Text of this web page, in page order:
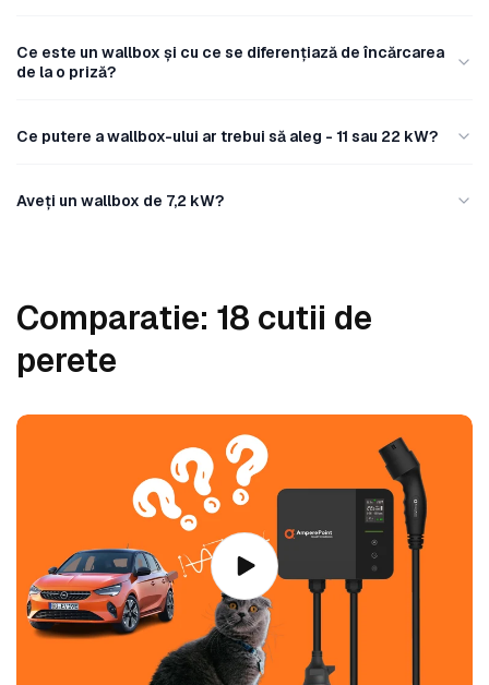
e
:
Ce este un wallbox și cu ce se diferențiază de încărcarea
de la o priză?
Ce putere a wallbox-ului ar trebui să aleg - 11 sau 22 kW?
Aveți un wallbox de 7,2 kW?
Comparatie: 18 cutii de
perete